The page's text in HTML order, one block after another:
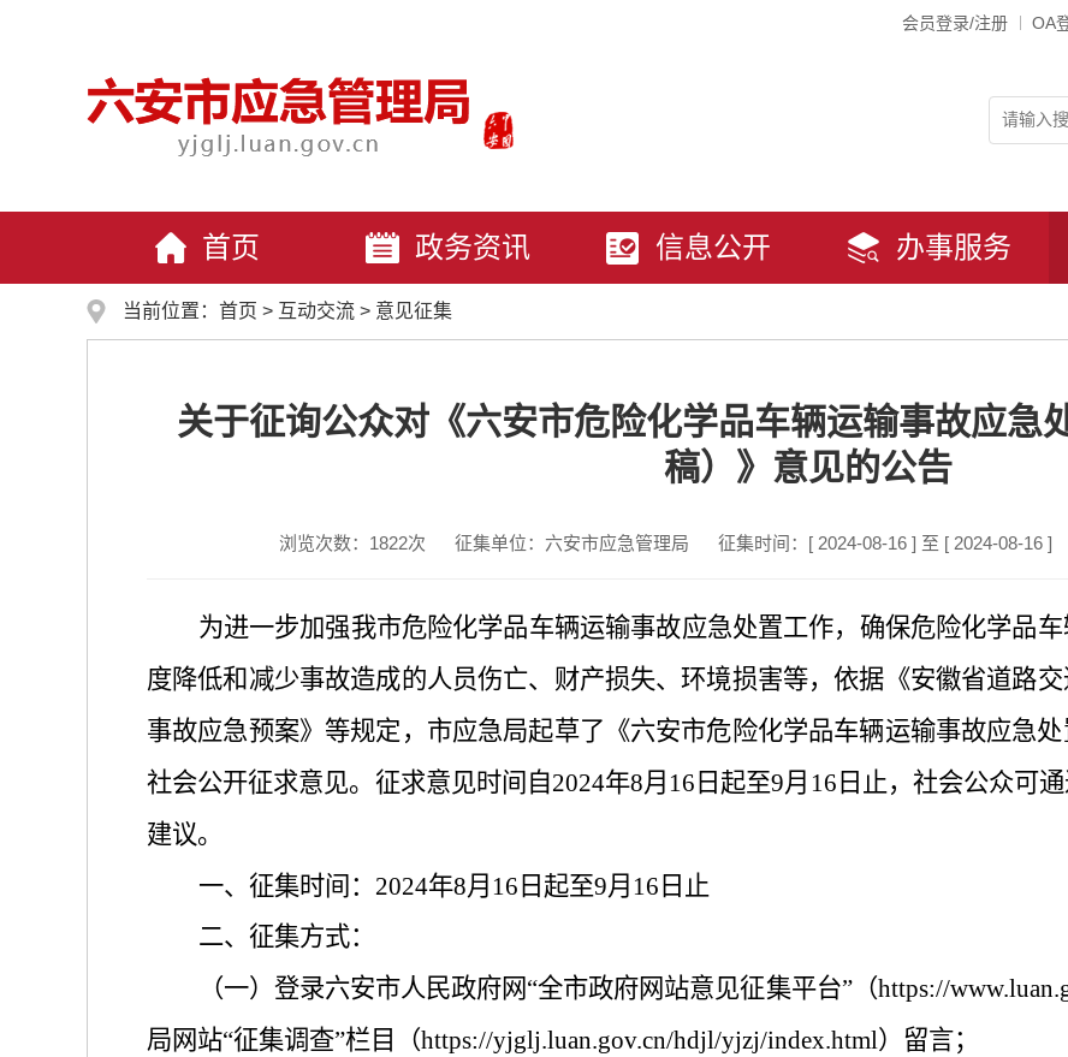
会员登录/注册 OA
首页 政务资讯 信息公开 办事服务
当前位置： 首页 > 互动交流 > 意见征集
关于征询公众对《六安市危险化学品车辆运输事故应急
稿）》意见的公告
浏览次数： 1822次 征集单位：六安市应急管理局 征集时间：[ 2024-08-16 ] 至 [ 2024-08-16 ]
为进一步加强我市危险化学品车辆运输事故应急处置工作，确保危险化学品
度降低和减少事故造成的人员伤亡、财产损失、环境损害等，依据 《安徽省道路
事故应急预案》等规定，市应急局起草了《六安市危险化学品车辆运输事故应急
社会公开征求意见。征求意见时间自2024年8月16日起至9月16日止，社会公众可
建议。
一、 征集时间： 2024年8月16日起至9月16日止
二、征集方式：
（一）登录六安市人民政府网“全市政府网站意见征集平台”（https://
局网站“征集调查”栏目（https://yjglj.luan.gov.cn/hdjl/yjzj/index.html）留言；